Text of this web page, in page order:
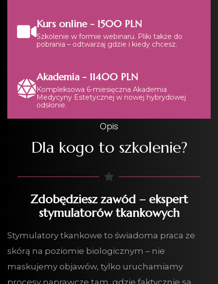
Kurs online - 1500 PLN
Szkolenie w formie webinaru. Pliki także do
pobrania – odtwarzaj gdzie i kiedy chcesz.
Akademia - 11400 PLN
Kompleksowa 6-miesięczna Akademia
Medycyny Estetycznej w nowej hybrydowej
odsłonie.
Opis
Dla kogo to szkolenie?
Zdobędziesz zawód – ekspert
stymulatorów tkankowych
Stymulatory tkankowe to świadoma praca ze
skórą na poziomie biologicznym – nie
maskujemy objawów, tylko uruchamiamy